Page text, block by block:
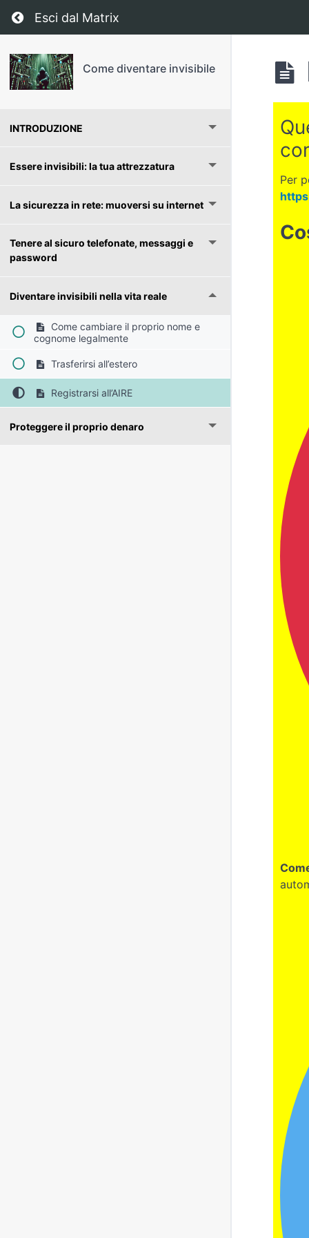
Return to corso: Come diventare invisibile
Esci dal Matrix
Come diventare invisibile
INTRODUZIONE
Essere invisibili: la tua attrezzatura
La sicurezza in rete: muoversi su internet
Tenere al sicuro telefonate, messaggi e
password
Diventare invisibili nella vita reale
Come cambiare il proprio nome e
cognome legalmente
Trasferirsi all’estero
Registrarsi all’AIRE
Proteggere il proprio denaro
Per